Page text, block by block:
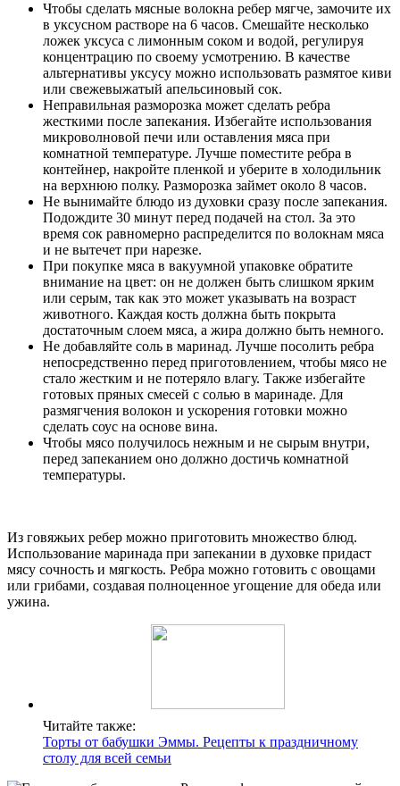
Чтобы сделать мясные волокна ребер мягче, замочите их
в уксусном растворе на 6 часов. Смешайте несколько
ложек уксуса с лимонным соком и водой, регулируя
концентрацию по своему усмотрению. В качестве
альтернативы уксусу можно использовать размятое киви
или свежевыжатый апельсиновый сок.
Неправильная разморозка может сделать ребра
жесткими после запекания. Избегайте использования
микроволновой печи или оставления мяса при
комнатной температуре. Лучше поместите ребра в
контейнер, накройте пленкой и уберите в холодильник
на верхнюю полку. Разморозка займет около 8 часов.
Не вынимайте блюдо из духовки сразу после запекания.
Подождите 30 минут перед подачей на стол. За это
время сок равномерно распределится по волокнам мяса
и не вытечет при нарезке.
При покупке мяса в вакуумной упаковке обратите
внимание на цвет: он не должен быть слишком ярким
или серым, так как это может указывать на возраст
животного. Каждая кость должна быть покрыта
достаточным слоем мяса, а жира должно быть немного.
Не добавляйте соль в маринад. Лучше посолить ребра
непосредственно перед приготовлением, чтобы мясо не
стало жестким и не потеряло влагу. Также избегайте
готовых пряных смесей с солью в маринаде. Для
размягчения волокон и ускорения готовки можно
сделать соус на основе вина.
Чтобы мясо получилось нежным и не сырым внутри,
перед запеканием оно должно достичь комнатной
температуры.
Из говяжьих ребер можно приготовить множество блюд.
Использование маринада при запекании в духовке придаст
мясу сочность и мягкость. Ребра можно готовить с овощами
или грибами, создавая полноценное угощение для обеда или
ужина.
Читайте также:
Торты от бабушки Эммы. Рецепты к праздничному
столу для всей семьи